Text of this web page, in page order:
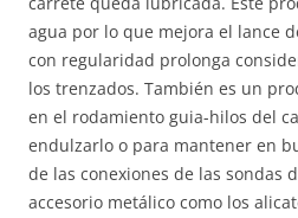
agua por lo que mejora el lance
con regularidad prolonga
los trenzados. También es un
en el rodamiento guia-hilos del
endulzarlo o para mantener en
de las conexiones de las sondas
accesorio metálico como los